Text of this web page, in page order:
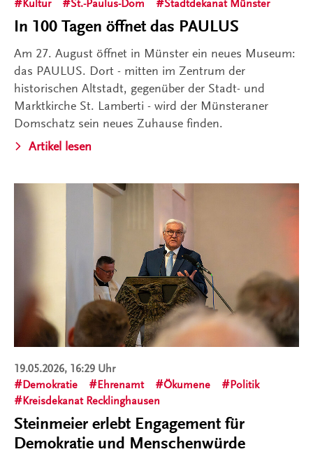
Kultur St.-Paulus-Dom Stadtdekanat Münster
In 100 Tagen öffnet das PAULUS
Am 27. August öffnet in Münster ein neues Museum:
das PAULUS. Dort - mitten im Zentrum der
historischen Altstadt, gegenüber der Stadt- und
Marktkirche St. Lamberti - wird der Münsteraner
Domschatz sein neues Zuhause finden.
Artikel lesen
19.05.2026, 16:29 Uhr
Demokratie
Ehrenamt Ökumene
Politik
Kreisdekanat Recklinghausen
Steinmeier erlebt Engagement für
Demokratie und Menschenwürde